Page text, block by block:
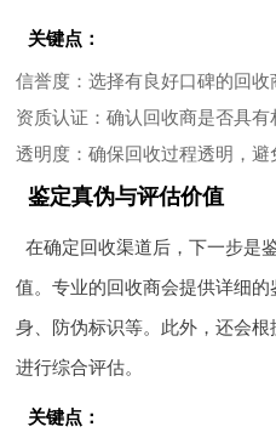
关键点：
信誉度 ：选择有良好口碑的回收
资质认证 ：确认回收商是否具有
透明度 ：确保回收过程透明，避
鉴定真伪与评估价值
在确定回收渠道后，下一步是
值。专业的回收商会提供详细
身、防伪标识等。此外，还会
进行综合评估。
关键点：